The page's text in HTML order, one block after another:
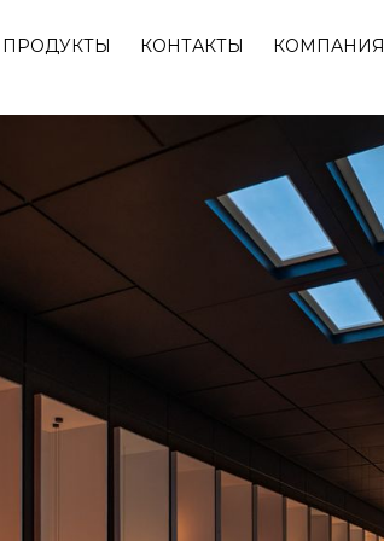
ПРОДУКТЫ КОНТАКТЫ КОМПАНИЯ